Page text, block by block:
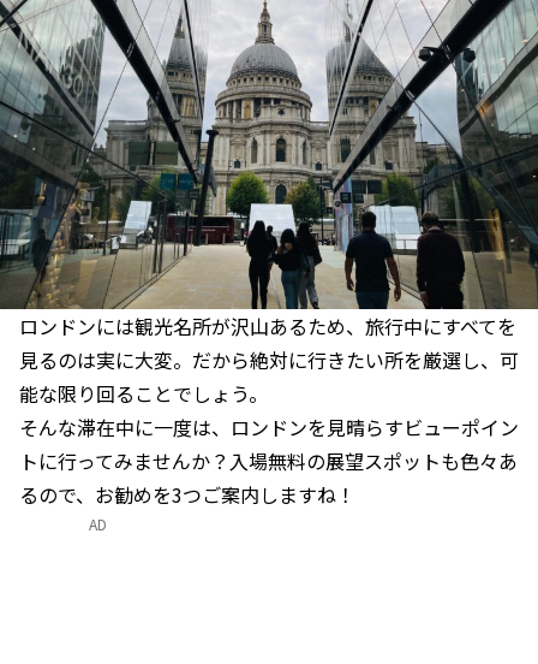
ロンドンには観光名所が沢山あるため、旅行中にすべてを
見るのは実に大変。だから絶対に行きたい所を厳選し、可
能な限り回ることでしょう。
そんな滞在中に一度は、ロンドンを見晴らすビューポイン
トに行ってみませんか？入場無料の展望スポットも色々あ
るので、お勧めを3つご案内しますね！
AD